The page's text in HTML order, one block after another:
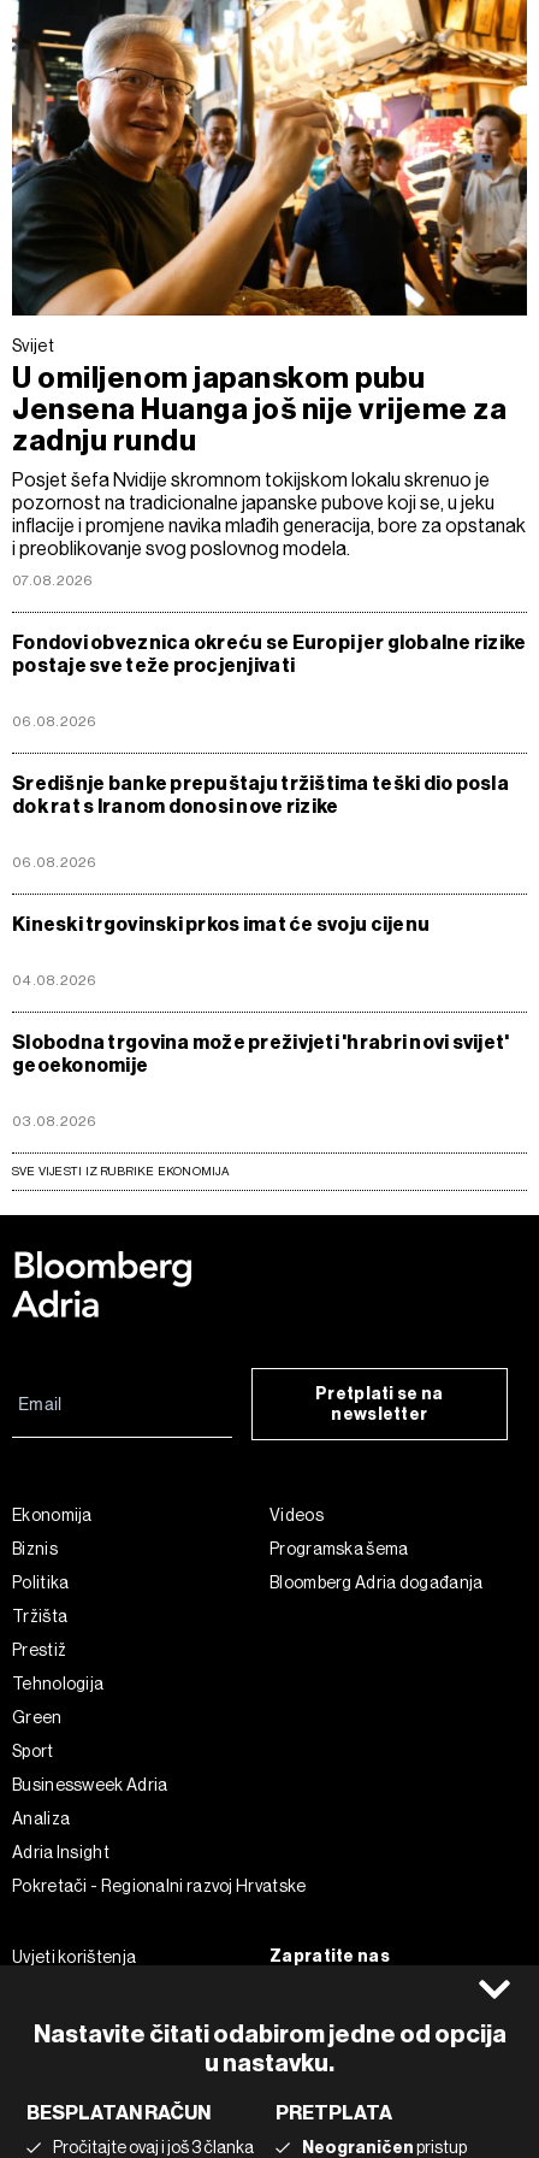
Svijet
U omiljenom japanskom pubu
Jensena Huanga još nije vrijeme za
zadnju rundu
Posjet šefa Nvidije skromnom tokijskom lokalu skrenuo je
pozornost na tradicionalne japanske pubove koji se, u jeku
inflacije i promjene navika mlađih generacija, bore za opstanak
i preoblikovanje svog poslovnog modela.
07.08.2026
Fondovi obveznica okreću se Europi jer globalne rizike
postaje sve teže procjenjivati
06.08.2026
Središnje banke prepuštaju tržištima teški dio posla
dok rat s Iranom donosi nove rizike
06.08.2026
Kineski trgovinski prkos imat će svoju cijenu
04.08.2026
Slobodna trgovina može preživjeti 'hrabri novi svijet'
geoekonomije
03.08.2026
SVE VIJESTI IZ RUBRIKE EKONOMIJA
Nastavite čitati odabirom jedne od opcija
u nastavku.
BESPLATAN RAČUN
Pročitajte ovaj i još 3 članka
PRETPLATA
Neograničenpristup
Pretplati se na
newsletter
Ekonomija
Biznis
Politika
Tržišta
Prestiž
Tehnologija
Green
Sport
Businessweek Adria
Analiza
Adria Insight
Pokretači - Regionalni razvoj Hrvatske
Videos
Programska šema
Bloomberg Adria događanja
Uvjeti korištenja
Politika kolačića
Korištenje umjetne inteligencije
Zapratite nas
Instagram
Twitter
Tiktok